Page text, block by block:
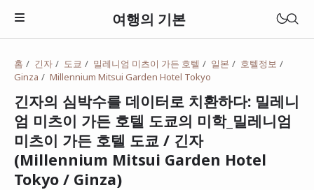
여행의 기본
홈 긴자 도쿄 밀레니엄 미츠이 가든 호텔 일본
호텔정보
Ginza
Millennium Mitsui Garden Hotel Tokyo
긴자의 심박수를 데이터로 치환하다: 밀레니
엄 미츠이 가든 호텔 도쿄의 미학_밀레니엄
미츠이 가든 호텔 도쿄 / 긴자
(Millennium Mitsui Garden Hotel
Tokyo / Ginza)